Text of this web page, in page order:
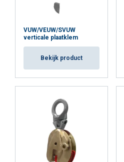
VUW/VEUW/SVUW
verticale plaatklem
Bekijk product